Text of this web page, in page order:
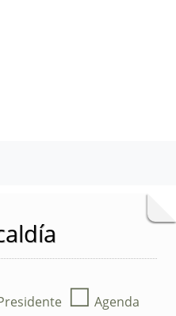
☐ Agenda